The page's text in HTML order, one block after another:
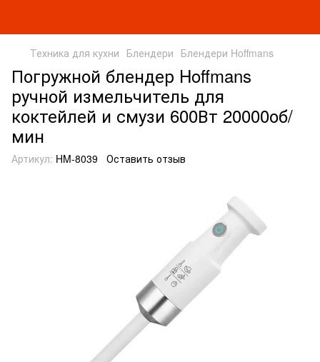
Техника для кухни Блендери Блендери Hoffmans
Погружной блендер Hoffmans
ручной измельчитель для
коктейлей и смузи 600Вт 20000об/
мин
Артикул: HM-8039 Оставить отзыв